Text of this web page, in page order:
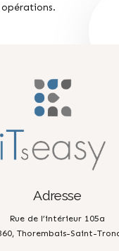
opérations.
Adresse
Rue de l’intérieur 105a
Thorembais-Saint-